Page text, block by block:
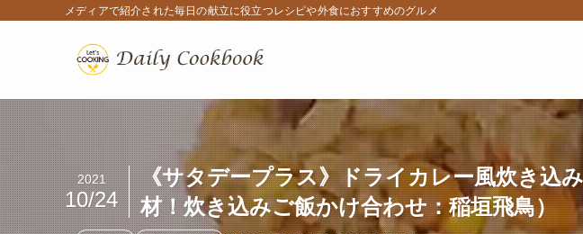
メディアで紹介された毎日の献立に役立つレシピや外食におすすめのグルメ
《サタデープラス》ドライカレー風炊き込
材！炊き込みご飯かけ合わせ：稲垣飛鳥）
2021
10/24